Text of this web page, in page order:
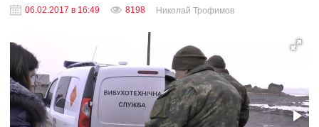
06.02.2017 в 16:49 8198 Николай Трофимов